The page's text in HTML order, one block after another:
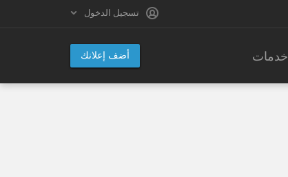
تسجيل الدخول
أضف إعلانك خدمات